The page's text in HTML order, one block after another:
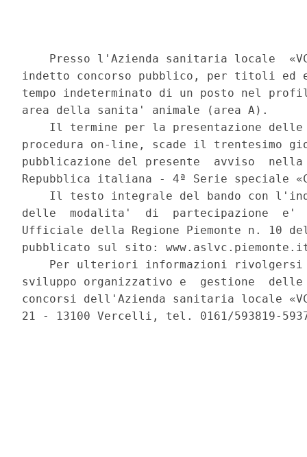
Presso l'Azienda sanitaria locale
indetto concorso pubblico, per titoli ed
tempo indeterminato di un posto nel
area della sanita' animale (area A).
Il termine per la presentazione
procedura on-line, scade il trentesimo
pubblicazione del presente  avviso
Repubblica italiana - 4ª Serie speciale
Il testo integrale del bando con
delle  modalita'  di  partecipazione  e'
Ufficiale della Regione Piemonte n. 10
pubblicato sul sito:
Per ulteriori informazioni
sviluppo organizzativo e  gestione
concorsi dell'Azienda sanitaria locale
21 - 13100 Vercelli, tel. 0161/593819-